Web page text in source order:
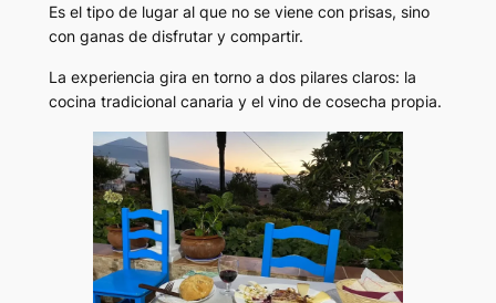
Es el tipo de lugar al que no se viene con prisas, sino
con ganas de disfrutar y compartir.
La experiencia gira en torno a dos pilares claros: la
cocina tradicional canaria y el vino de cosecha propia.